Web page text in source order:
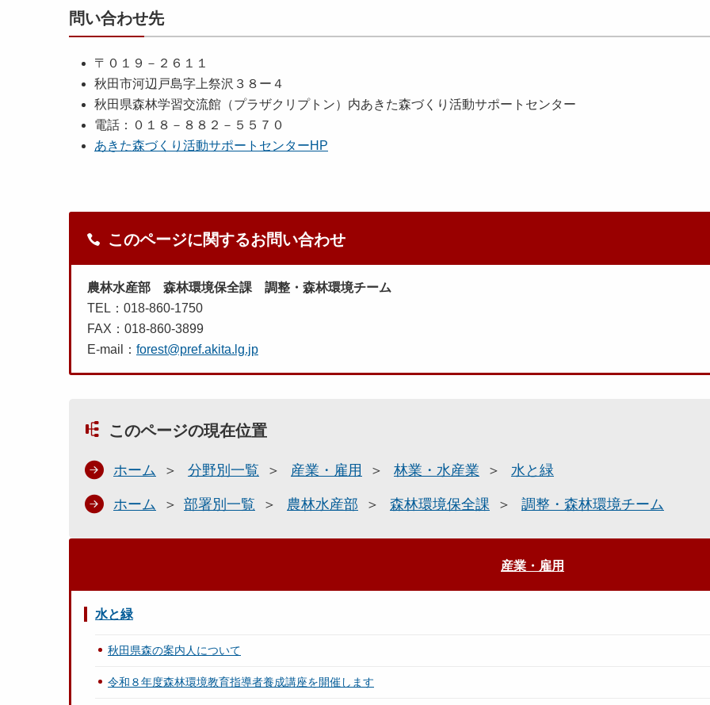
問い合わせ先
〒０１９－２６１１
秋田市河辺戸島字上祭沢３８ー４
秋田県森林学習交流館（プラザクリプトン）内あきた森づくり活動サポートセンター
電話：０１８－８８２－５５７０
あきた森づくり活動サポートセンターHP
このページに関するお問い合わせ
農林水産部 森林環境保全課 調整・森林環境チーム
TEL：018-860-1750
FAX：018-860-3899
E-mail： forest@pref.akita.lg.jp
このページの現在位置
ホーム 分野別一覧 産業・雇用 林業・水産業 水と緑
ホーム 部署別一覧 農林水産部 森林環境保全課 調整・森林環境チーム
産業・雇用
水と緑
秋田県森の案内人について
令和８年度森林環境教育指導者養成講座を開催します